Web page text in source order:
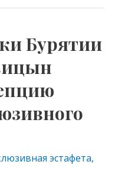
Бурятии
эстафета,